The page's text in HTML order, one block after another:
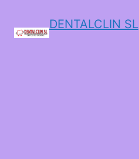
DENTALCLIN SL